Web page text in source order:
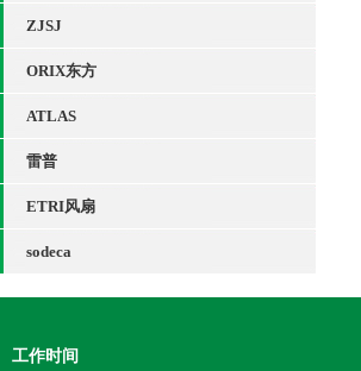
ZJSJ
ORIX东方
ATLAS
雷普
ETRI风扇
sodeca
工作时间